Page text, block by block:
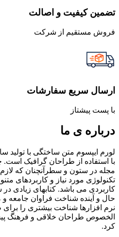
تضمین کیفیت و اصالت
فروش مستقیم از شرکت
ارسال سریع سفارشات
با پست پیشتاز
درباره ی ما
لورم ایپسوم متن ساختگی با تولید
با استفاده از طراحان گرافیک است.
مجله در ستون و سطرآنچنان که
تکنولوژی مورد نیاز و کاربردهای
کاربردی می باشد. کتابهای
حال و آینده شناخت فراوان جامعه
نرم افزارها شناخت بیشتری را برای
الخصوص طراحان خلاقی و فرهنگ
کرد.